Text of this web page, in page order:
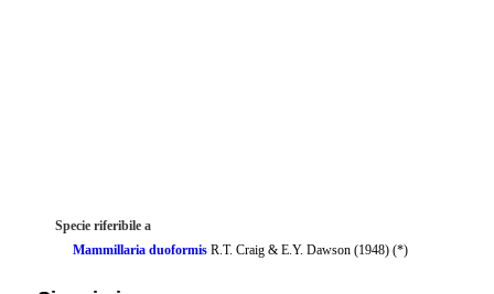
Specie riferibile a
Mammillaria duoformis R.T. Craig & E.Y. Dawson (1948) (*)